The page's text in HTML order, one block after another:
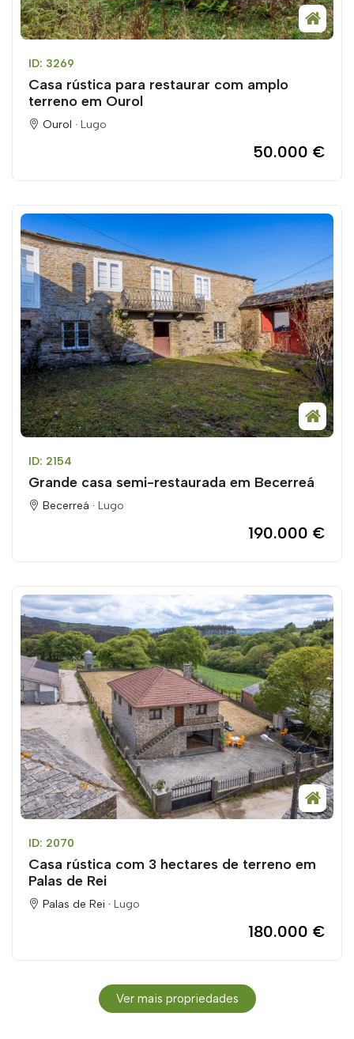
ID: 3269
Casa rústica para restaurar com amplo
terreno em Ourol
Ourol · Lugo
50.000 €
ID: 2154
Grande casa semi-restaurada em Becerreá
Becerreá · Lugo
190.000 €
ID: 2070
Casa rústica com 3 hectares de terreno em
Palas de Rei
Palas de Rei · Lugo
180.000 €
Ver mais propriedades